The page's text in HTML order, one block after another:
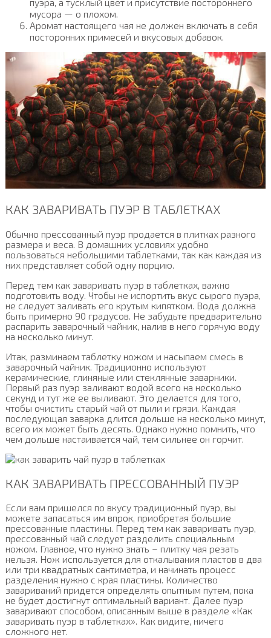
мусора — о плохом.
Аромат настоящего чая не должен включать в себя
посторонних примесей и вкусовых добавок.
КАК ЗАВАРИВАТЬ ПУЭР В ТАБЛЕТКАХ
Обычно прессованный пуэр продается в плитках разного
размера и веса. В домашних условиях удобно
пользоваться небольшими таблетками, так как каждая из
них представляет собой одну порцию.
Перед тем как заваривать пуэр в таблетках, важно
подготовить воду. Чтобы не испортить вкус сырого пуэра,
не следует заливать его крутым кипятком. Вода должна
быть примерно 90 градусов. Не забудьте предварительно
распарить заварочный чайник, налив в него горячую воду
на несколько минут.
Итак, разминаем таблетку ножом и насыпаем смесь в
заварочный чайник. Традиционно используют
керамические, глиняные или стеклянные заварники.
Первый раз пуэр заливают водой всего на несколько
секунд и тут же ее выливают. Это делается для того,
чтобы очистить старый чай от пыли и грязи. Каждая
последующая заварка длится дольше на несколько минут,
всего их может быть десять. Однако нужно помнить, что
чем дольше настаивается чай, тем сильнее он горчит.
КАК ЗАВАРИВАТЬ ПРЕССОВАННЫЙ ПУЭР
Если вам пришелся по вкусу традиционный пуэр, вы
можете запасаться им впрок, приобретая большие
прессованные пластины. Перед тем как заваривать пуэр,
прессованный чай следует разделить специальным
ножом. Главное, что нужно знать – плитку чая резать
нельзя. Нож используется для откалывания пластов в два
или три квадратных сантиметра, и начинать процесс
разделения нужно с края пластины. Количество
завариваний придется определять опытным путем, пока
не будет достигнут оптимальный вариант. Далее пуэр
заваривают способом, описанным выше в разделе «Как
заваривать пуэр в таблетках». Как видите, ничего
сложного нет.